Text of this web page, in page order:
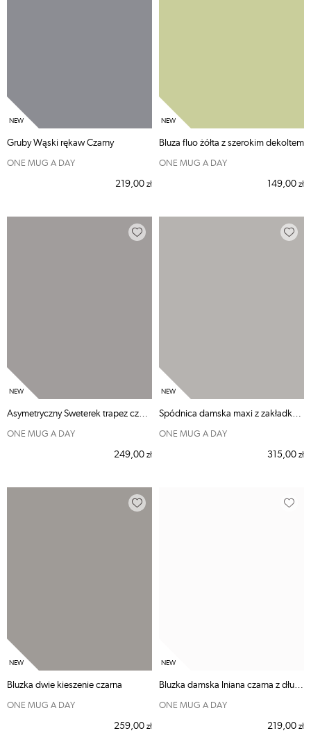
Gruby Wąski rękaw Czarny
ONE MUG A DAY
219,00 zł
Bluza fluo żółta z szerokim dekoltem
ONE MUG A DAY
149,00 zł
Asymetryczny Sweterek trapez czarny
ONE MUG A DAY
249,00 zł
Spódnica damska maxi z zakładkami i kieszeniami
ONE MUG A DAY
315,00 zł
Bluzka dwie kieszenie czarna
ONE MUG A DAY
259,00 zł
ONE MUG A DAY
219,00 zł